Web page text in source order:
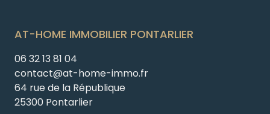
AT-HOME IMMOBILIER PONTARLIER
06 32 13 81 04
contact@at-home-immo.fr
64 rue de la République
25300 Pontarlier